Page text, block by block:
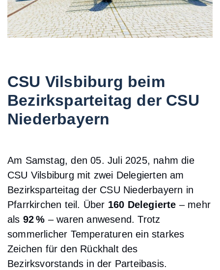
CSU Vilsbiburg beim
Bezirksparteitag der CSU
Niederbayern
Am Samstag, den 05. Juli 2025, nahm die
CSU Vilsbiburg mit zwei Delegierten am
Bezirksparteitag der CSU Niederbayern in
Pfarrkirchen teil. Über 160 Delegierte – mehr
als 92 % – waren anwesend. Trotz
sommerlicher Temperaturen ein starkes
Zeichen für den Rückhalt des
Bezirksvorstands in der Parteibasis.